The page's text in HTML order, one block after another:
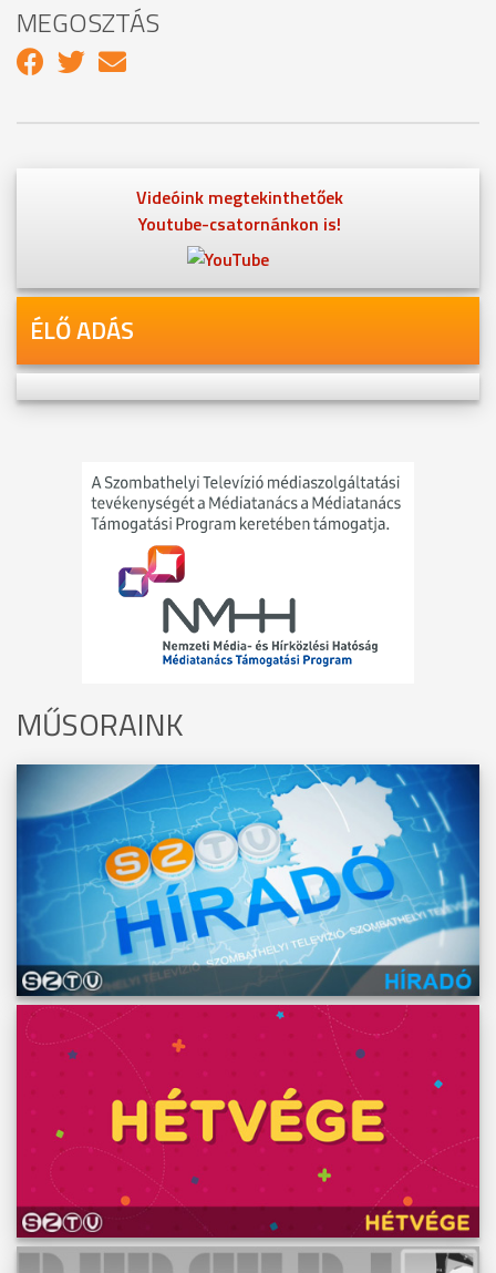
MEGOSZTÁS
Videóink megtekinthetőek
Youtube-csatornánkon is!
ÉLŐ ADÁS
MŰSORAINK